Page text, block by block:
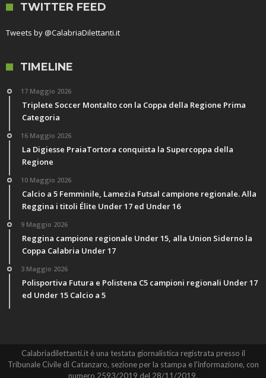
TWITTER FEED
Tweets by @CalabriaDilettanti.it
TIMELINE
17 Maggio 2026
Triplete Soccer Montalto con la Coppa della Regione Prima
Categoria
16 Maggio 2026
La Digiesse PraiaTortora conquista la Supercoppa della
Regione
10 Maggio 2026
Calcio a 5 Femminile, Lamezia Futsal campione regionale. Alla
Reggina i titoli Élite Under 17 ed Under 16
9 Maggio 2026
Reggina campione regionale Under 15, alla Union Siderno la
Coppa Calabria Under 17
3 Maggio 2026
Polisportiva Futura e Polistena C5 campioni regionali Under 17
ed Under 15 Calcio a 5
Calabriadilettanti.it è una testata giornalistica registrata presso il
Tribunale Civile di Catanzaro, sezione per la stampa e l'informazione, con
numero 2593/2019 del 28/11/2019.